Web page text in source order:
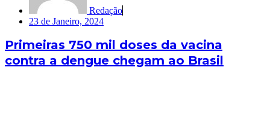
Redação
23 de Janeiro, 2024
Primeiras 750 mil doses da vacina
contra a dengue chegam ao Brasil